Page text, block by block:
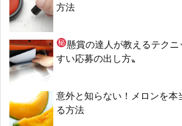
方法
懸賞の達人が教えるテクニ
すい応募の出し方〟
意外と知らない！メロンを本
る方法